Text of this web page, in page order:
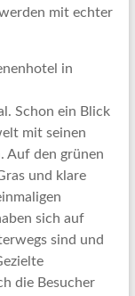
mit echter
in
Schon ein Blick
mit seinen
Auf den grünen
und klare
sich auf
sind und
die Besucher